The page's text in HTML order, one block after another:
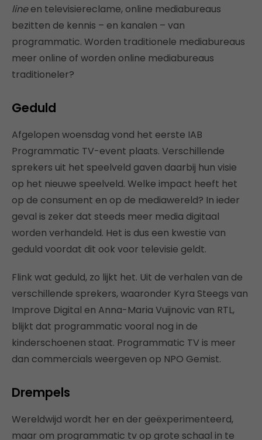
lineen televisiereclame, online mediabureaus
bezitten de kennis – en kanalen – van
programmatic. Worden traditionele mediabureaus
meer online of worden online mediabureaus
traditioneler?
Geduld
Afgelopen woensdag vond het eerste IAB
Programmatic TV-event plaats. Verschillende
sprekers uit het speelveld gaven daarbij hun visie
op het nieuwe speelveld. Welke impact heeft het
op de consument en op de mediawereld? In ieder
geval is zeker dat steeds meer media digitaal
worden verhandeld. Het is dus een kwestie van
geduld voordat dit ook voor televisie geldt.
Flink wat geduld, zo lijkt het. Uit de verhalen van de
verschillende sprekers, waaronder Kyra Steegs van
Improve Digital en Anna-Maria Vuijnovic van RTL,
blijkt dat programmatic vooral nog in de
kinderschoenen staat. Programmatic TV is meer
dan commercials weergeven op NPO Gemist.
Drempels
Wereldwijd wordt her en der geëxperimenteerd,
maar om programmatic tv op grote schaal in te